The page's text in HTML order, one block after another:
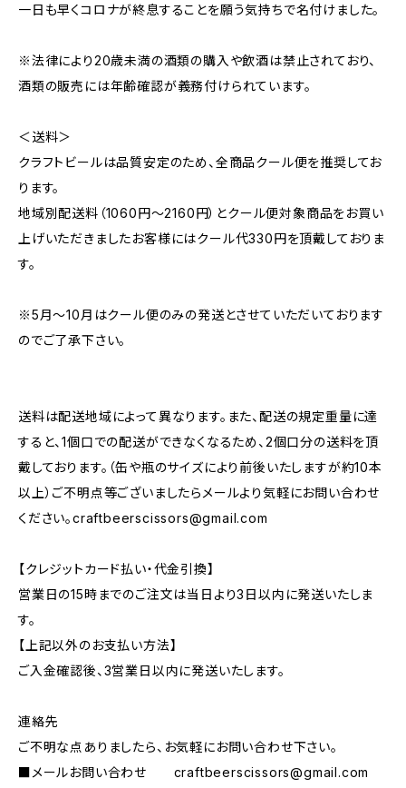
一日も早くコロナが終息することを願う気持ちで名付けました。
※法律により20歳未満の酒類の購入や飲酒は禁止されており、
酒類の販売には年齢確認が義務付けられています。
＜送料＞
クラフトビールは品質安定のため、全商品クール便を推奨してお
ります。
地域別配送料（1060円～2160円）とクール便対象商品をお買い
上げいただきましたお客様にはクール代330円を頂戴しておりま
す。
※5月～10月はクール便のみの発送とさせていただいております
のでご了承下さい。
送料は配送地域によって異なります。また、配送の規定重量に達
すると、1個口での配送ができなくなるため、2個口分の送料を頂
戴しております。（缶や瓶のサイズにより前後いたしますが約10本
以上）ご不明点等ございましたらメールより気軽にお問い合わせ
ください。craftbeerscissors@gmail.com
【クレジットカード払い・代金引換】
営業日の15時までのご注文は当日より3日以内に発送いたしま
す。
【上記以外のお支払い方法】
ご入金確認後、3営業日以内に発送いたします。
連絡先
ご不明な点ありましたら、お気軽にお問い合わせ下さい。
■メールお問い合わせ craftbeerscissors@gmail.com